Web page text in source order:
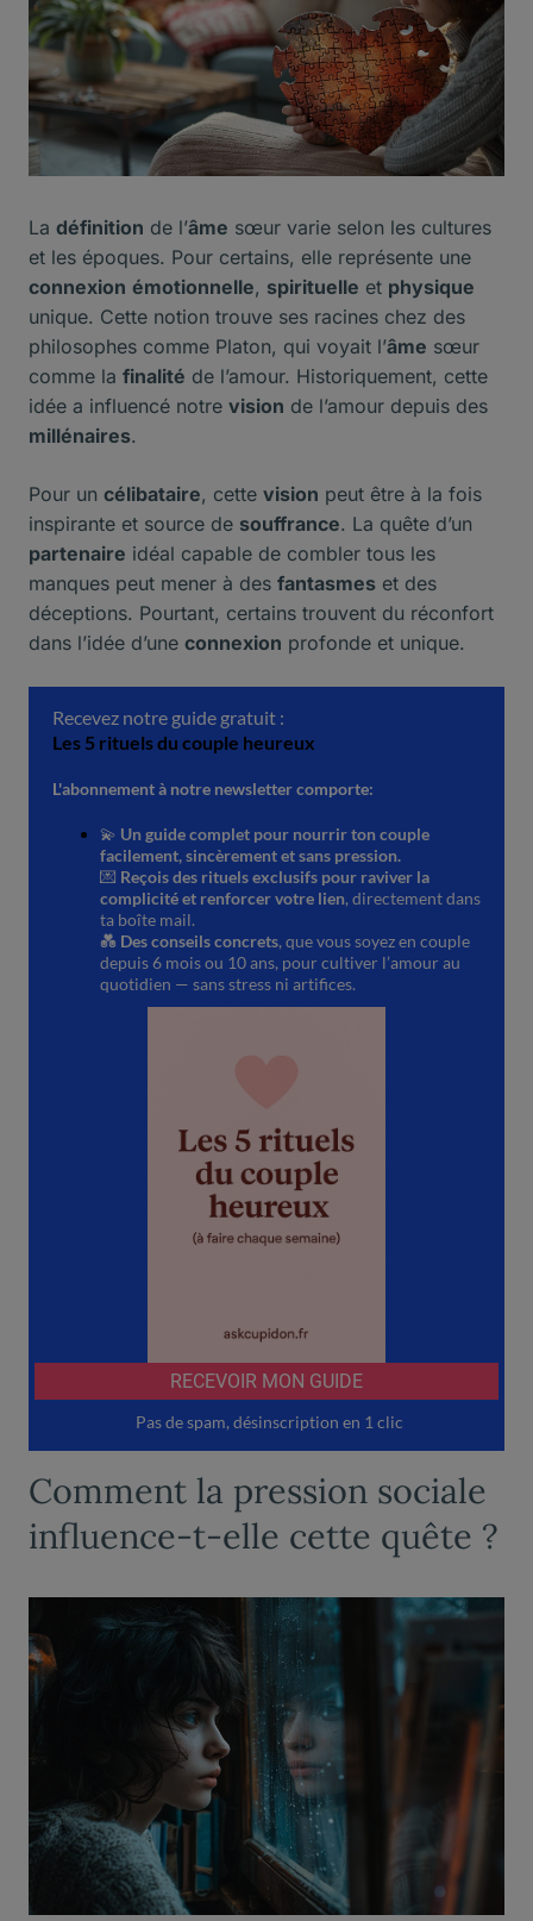
La définition de l’âme sœur varie selon les cultures
et les époques. Pour certains, elle représente une
connexion émotionnelle, spirituelle et physique
unique. Cette notion trouve ses racines chez des
philosophes comme Platon, qui voyait l’âme sœur
comme la finalité de l’amour. Historiquement, cette
idée a influencé notre vision de l’amour depuis des
millénaires.
Pour un célibataire, cette vision peut être à la fois
inspirante et source de souffrance. La quête d’un
partenaire idéal capable de combler tous les
manques peut mener à des fantasmes et des
déceptions. Pourtant, certains trouvent du réconfort
dans l’idée d’une connexion profonde et unique.
Comment la pression sociale
influence-t-elle cette quête ?